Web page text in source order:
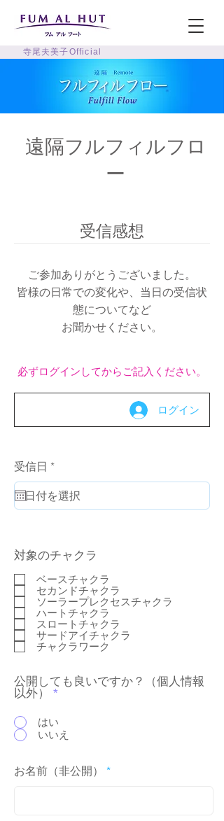
寺尾夫美子Official
遠隔フルフィルフロ
ー
受信感想
ご参加ありがとうございました。
​皆様の日常での変化や、当日の受信状
態についてなど
お聞かせください。
必ずログインしてからご記入ください。
ログイン
受信日 *r
q
u
i
対象のチャクラ
ベースチャクラ
セカンドチャクラ
ソーラープレクセスチャクラ
ハートチャクラ
スロートチャクラ
サードアイチャクラ
チャクラワーク
公開しても良いですか？（個人情報
以外）
*
はい
いいえ
お名前（非公開）